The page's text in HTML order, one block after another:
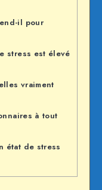
il pour
stress est élevé
vraiment
à tout
état de stress